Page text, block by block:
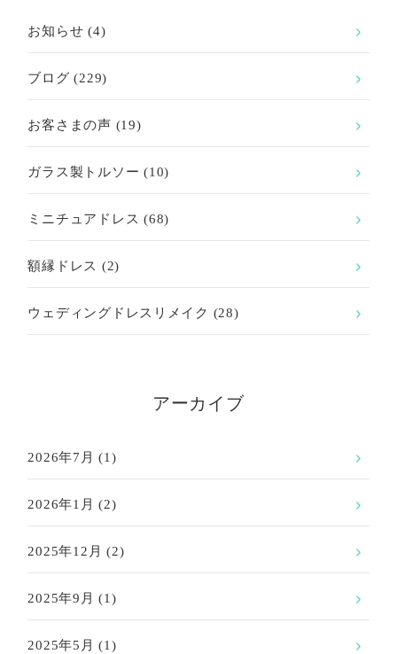
お知らせ (4)
ブログ (229)
お客さまの声 (19)
ガラス製トルソー (10)
ミニチュアドレス (68)
額縁ドレス (2)
ウェディングドレスリメイク (28)
アーカイブ
2026年7月 (1)
2026年1月 (2)
2025年12月 (2)
2025年9月 (1)
2025年5月 (1)